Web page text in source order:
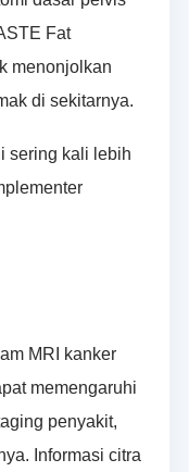
Fat
menonjolkan
di sekitarnya.
sering kali lebih
MRI kanker
memengaruhi
penyakit,
Informasi citra